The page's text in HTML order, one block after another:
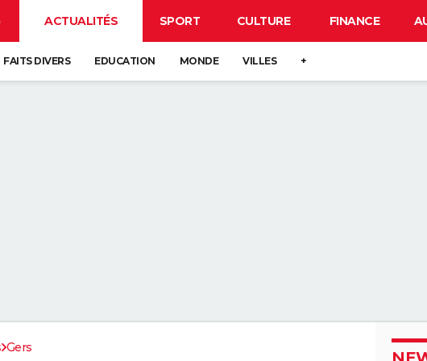
ACTUALITÉS SPORT CULTURE FINANCE
FAITS DIVERS EDUCATION MONDE VILLES +
Gers